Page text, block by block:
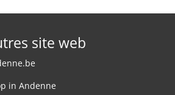
site web
in Andenne